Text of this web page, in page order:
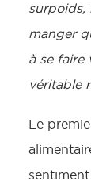
surpoids,
manger
à se faire
véritable
Le